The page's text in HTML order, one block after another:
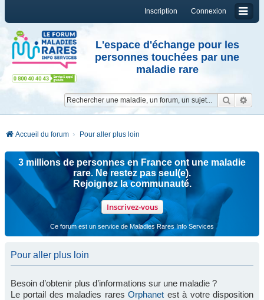
Connexion
Inscription
L'espace d'échange pour les
personnes touchées par une
maladie rare
Accueil du forum Pour aller plus loin
3 millions de personnes en France ont une maladie
rare. Ne restez pas seul(e).
Rejoignez la communauté.
Inscrivez-vous
Ce forum est un service de Maladies Rares Info Services
Pour aller plus loin
Besoin d’obtenir plus d’informations sur une maladie ?
Le portail des maladies raresOrphanet est à votre disposition